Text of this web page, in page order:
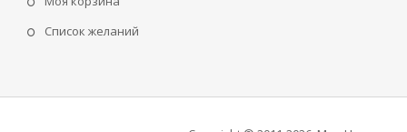
Cписок желаний